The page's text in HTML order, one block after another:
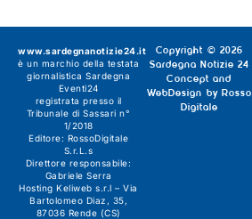
Copyright © 2026
Sardegna Notizie 24
Concept and
WebDesign by Rosso
Digitale
www.sardegnanotizie24.it
è un marchio della testata
giornalistica Sardegna
Eventi24
registrata presso il
Tribunale di Sassari n°
1/2018
Editore: RossoDigitale
S.r.L.s
Direttore responsabile:
Gabriele Serra
Hosting Keliweb s.r.l – Via
Bartolomeo Diaz, 35,
87036 Rende (CS)